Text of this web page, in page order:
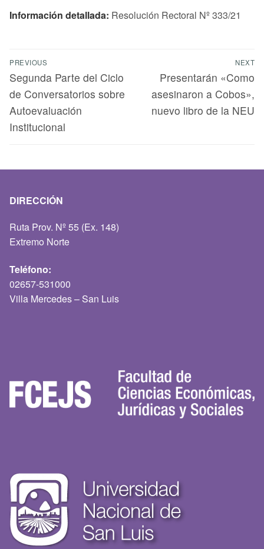
Información detallada: Resolución Rectoral Nº 333/21
PREVIOUS
Segunda Parte del Ciclo
de Conversatorios sobre
Autoevaluación
Institucional
NEXT
Presentarán «Como
asesinaron a Cobos»,
nuevo libro de la NEU
DIRECCIÓN
Ruta Prov. Nº 55 (Ex. 148)
Extremo Norte
Teléfono:
02657-531000
Villa Mercedes – San Luis